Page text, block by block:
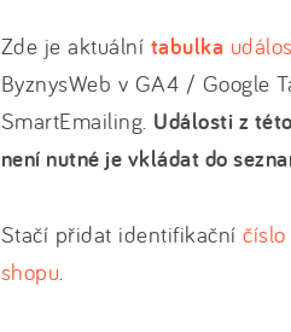
Zde je aktuální tabulka
ByznysWeb v GA4 / Google
SmartEmailing. Události z
není nutné je vkládat do
Stačí přidat identifikační
shopu.